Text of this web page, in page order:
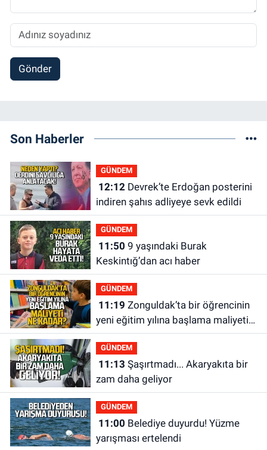
Gönder
Son Haberler
GÜNDEM
12:12Devrek’te Erdoğan posterini
indiren şahıs adliyeye sevk edildi
GÜNDEM
11:50
Keskintığ’dan acı haber
GÜNDEM
11:19
yeni eğitim yılına başlama maliyeti
ne kadar?
GÜNDEM
11:13
zam daha geliyor
GÜNDEM
11:00
yarışması ertelendi